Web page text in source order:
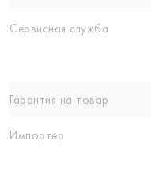
Сервисная служба
Гарантия на товар
Импортер